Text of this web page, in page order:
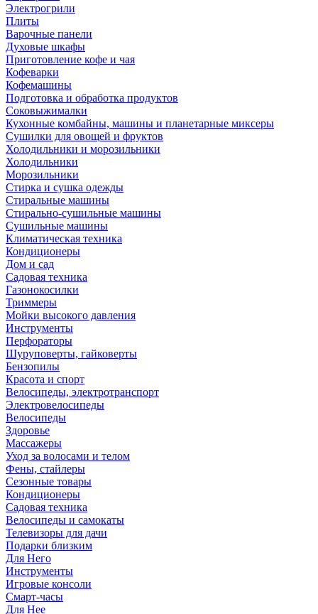
Электрогрили
Плиты
Варочные панели
Духовые шкафы
Приготовление кофе и чая
Кофеварки
Кофемашины
Подготовка и обработка продуктов
Соковыжималки
Кухонные комбайны, машины и планетарные миксеры
Сушилки для овощей и фруктов
Холодильники и морозильники
Холодильники
Морозильники
Стирка и сушка одежды
Стиральные машины
Стирально-сушильные машины
Сушильные машины
Климатическая техника
Кондиционеры
Дом и сад
Садовая техника
Газонокосилки
Триммеры
Мойки высокого давления
Инструменты
Перфораторы
Шуруповерты, гайковерты
Бензопилы
Красота и спорт
Велосипеды, электротранспорт
Электровелосипеды
Велосипеды
Здоровье
Массажеры
Уход за волосами и телом
Фены, стайлеры
Сезонные товары
Кондиционеры
Садовая техника
Велосипеды и самокаты
Телевизоры для дачи
Подарки близким
Для Него
Инструменты
Игровые консоли
Смарт-часы
Для Нее